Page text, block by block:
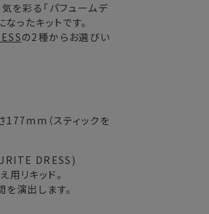
3〜4日
5〜8日
。
を彩る「パフュームデ
ったキットです。
の2種からお選びい
（スティックを
DRESS)
リキッド。
演出します。